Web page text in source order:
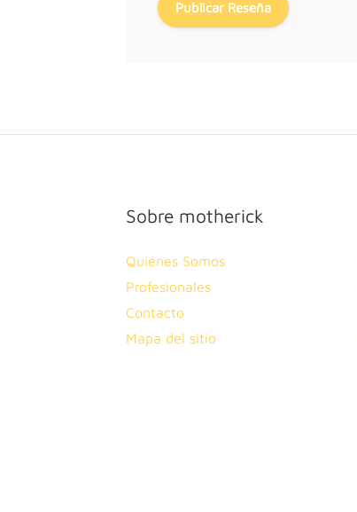
Sobre motherick
Quiénes Somos
Profesionales
Contacto
Mapa del sitio